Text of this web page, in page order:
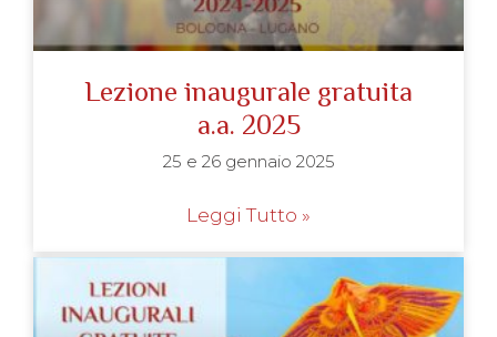
Lezione inaugurale gratuita
a.a. 2025
25 e 26 gennaio 2025
Leggi Tutto »